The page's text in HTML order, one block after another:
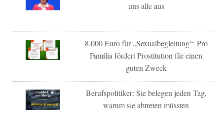
uns alle aus
8.000 Euro für „Sexualbegleitung“: Pro
Familia fördert Prostitution für einen
guten Zweck
Berufspolitiker: Sie belegen jeden Tag,
warum sie abtreten müssten